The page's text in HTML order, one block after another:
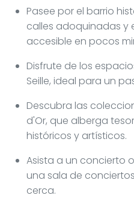
Pasee por el barrio
calles adoquinadas y
accesible en pocos
Disfrute de los
Seille, ideal para un
Descubra las
d'Or, que alberga
históricos y artísticos.
Asista a un concierto
una sala de
cerca.